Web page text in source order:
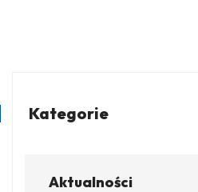
Kategorie
Aktualności